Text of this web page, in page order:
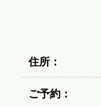
住所：
ご予約：